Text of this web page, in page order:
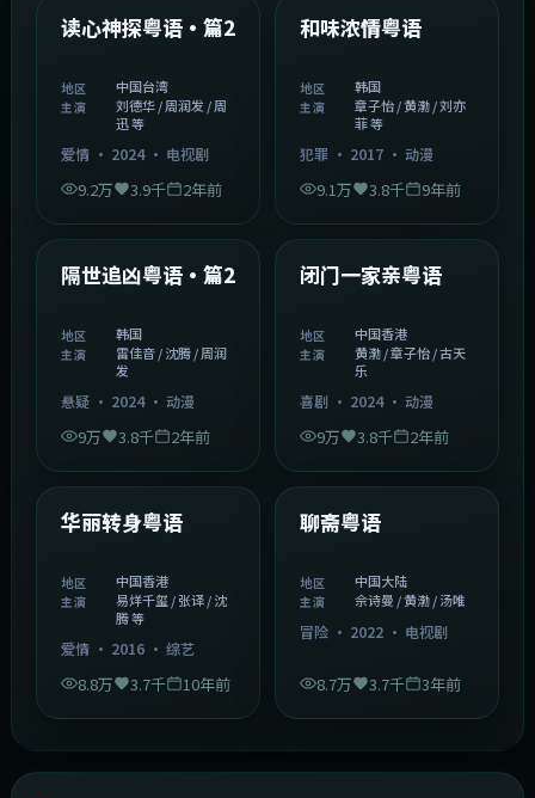
精选
读心神探粤语·篇2
地区 中国台湾
主演
刘德华 / 周润发 / 周
迅 等
爱情· 2024· 电视剧
9.2万 3.9千 2年前
精选
和味浓情粤语
地区 韩国
主演
章子怡 / 黄渤 / 刘亦
菲 等
犯罪· 2017· 动漫
9.1万 3.8千 9年前
精选
隔世追凶粤语·篇2
地区 韩国
主演
雷佳音 / 沈腾 / 周润
发
悬疑· 2024· 动漫
9万 3.8千 2年前
精选
闭门一家亲粤语
地区 中国香港
主演
黄渤 / 章子怡 / 古天
乐
喜剧· 2024· 动漫
9万 3.8千 2年前
精选
华丽转身粤语
地区 中国香港
主演
易烊千玺 / 张译 / 沈
腾 等
爱情· 2016· 综艺
8.8万 3.7千 10年前
精选
聊斋粤语
地区 中国大陆
主演 佘诗曼 / 黄渤 / 汤唯
冒险· 2022· 电视剧
8.7万 3.7千 3年前